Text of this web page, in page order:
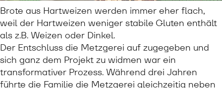
Brote aus Hartweizen werden immer eher flach,
weil der Hartweizen weniger stabile Gluten enthält
als z.B. Weizen oder Dinkel.
Der Entschluss die Metzgerei auf zugegeben und
sich ganz dem Projekt zu widmen war ein
transformativer Prozess. Während drei Jahren
führte die Familie die Metzgerei gleichzeitig neben